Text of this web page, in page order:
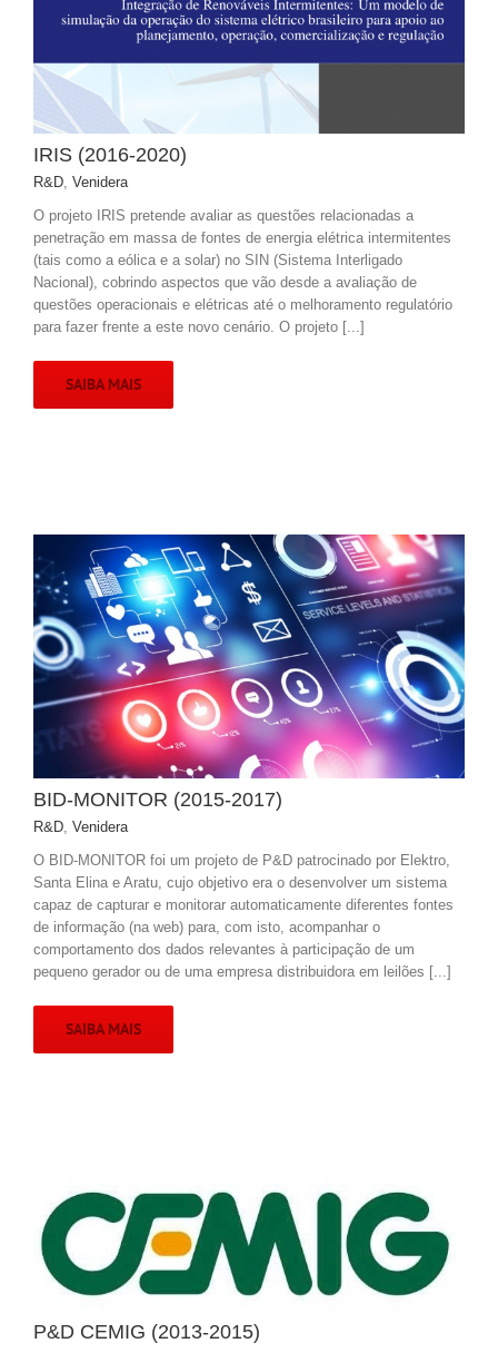
IRIS (2016-2020)
R&D, Venidera
O projeto IRIS pretende avaliar as questões relacionadas a
penetração em massa de fontes de energia elétrica intermitentes
(tais como a eólica e a solar) no SIN (Sistema Interligado
Nacional), cobrindo aspectos que vão desde a avaliação de
questões operacionais e elétricas até o melhoramento regulatório
para fazer frente a este novo cenário. O projeto [...]
SAIBA MAIS
BID-MONITOR (2015-2017)
R&D Venidera
O BID-MONITOR foi um projeto de P&D patrocinado por Elektro,
Santa Elina e Aratu, cujo objetivo era o desenvolver um sistema
capaz de capturar e monitorar automaticamente diferentes fontes
de informação (na web) para, com isto, acompanhar o
comportamento dos dados relevantes à participação de um
pequeno gerador ou de uma empresa distribuidora em leilões [...]
SAIBA MAIS
P&D CEMIG (2013-2015)